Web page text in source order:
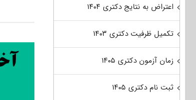
اعتراض به نتایج دکتری ۱۴۰۴
تکمیل ظرفیت دکتری ۱۴۰۳
زمان آزمون دکتری ۱۴۰۵
ثبت نام دکتری ۱۴۰۵